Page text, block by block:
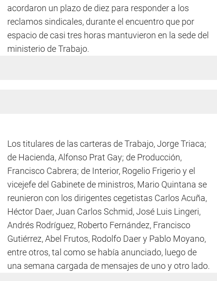
acordaron un plazo de diez para responder a los
reclamos sindicales, durante el encuentro que por
espacio de casi tres horas mantuvieron en la sede del
ministerio de Trabajo.
Los titulares de las carteras de Trabajo, Jorge Triaca;
de Hacienda, Alfonso Prat Gay; de Producción,
Francisco Cabrera; de Interior, Rogelio Frigerio y el
vicejefe del Gabinete de ministros, Mario Quintana se
reunieron con los dirigentes cegetistas Carlos Acuña,
Héctor Daer, Juan Carlos Schmid, José Luis Lingeri,
Andrés Rodríguez, Roberto Fernández, Francisco
Gutiérrez, Abel Frutos, Rodolfo Daer y Pablo Moyano,
entre otros, tal como se había anunciado, luego de
una semana cargada de mensajes de uno y otro lado.